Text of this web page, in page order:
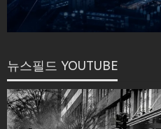
뉴스필드 YOUTUBE